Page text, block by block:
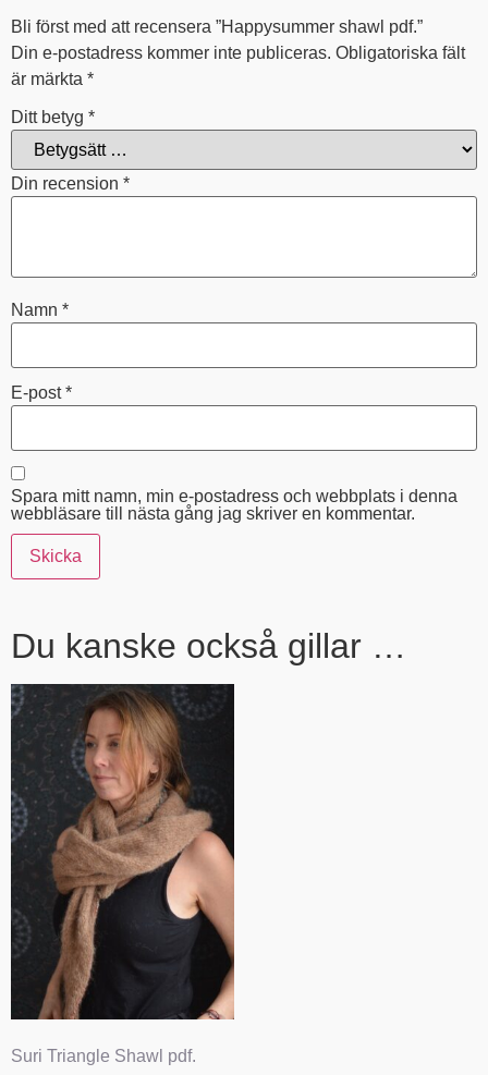
Bli först med att recensera ”Happysummer shawl pdf.”
Din e-postadress kommer inte publiceras. Obligatoriska fält
är märkta *
Ditt betyg *
Din recension *
Namn *
E-post*
Spara mitt namn, min e-postadress och webbplats i denna
webbläsare till nästa gång jag skriver en kommentar.
Du kanske också gillar …
Suri Triangle Shawl pdf.